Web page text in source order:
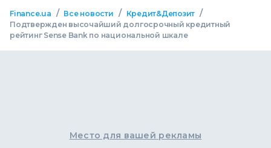
Finance.ua / Все новости / Кредит&Депозит /
Подтвержден высочайший долгосрочный кредитный
рейтинг Sense Bank по национальной шкале
Место для вашей рекламы